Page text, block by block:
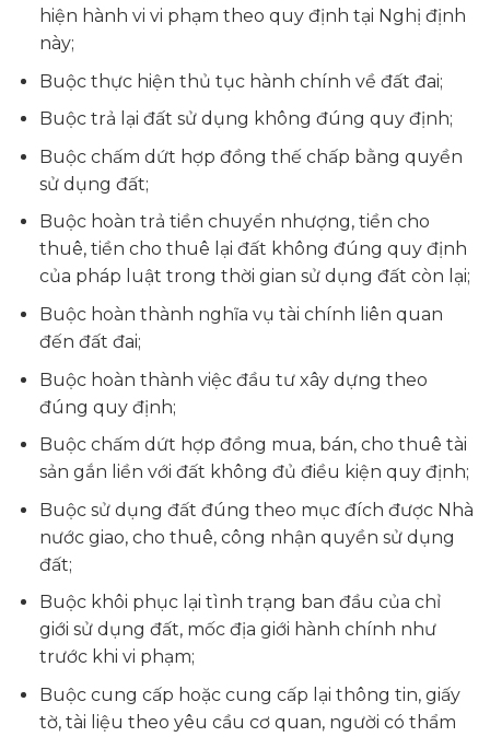
hiện hành vi vi phạm theo quy định tại Nghị định
này;
Buộc thực hiện thủ tục hành chính về đất đai;
Buộc trả lại đất sử dụng không đúng quy định;
Buộc chấm dứt hợp đồng thế chấp bằng quyền
sử dụng đất;
Buộc hoàn trả tiền chuyển nhượng, tiền cho
thuê, tiền cho thuê lại đất không đúng quy định
của pháp luật trong thời gian sử dụng đất còn lại;
Buộc hoàn thành nghĩa vụ tài chính liên quan
đến đất đai;
Buộc hoàn thành việc đầu tư xây dựng theo
đúng quy định;
Buộc chấm dứt hợp đồng mua, bán, cho thuê tài
sản gắn liền với đất không đủ điều kiện quy định;
Buộc sử dụng đất đúng theo mục đích được Nhà
nước giao, cho thuê, công nhận quyền sử dụng
đất;
Buộc khôi phục lại tình trạng ban đầu của chỉ
giới sử dụng đất, mốc địa giới hành chính như
trước khi vi phạm;
Buộc cung cấp hoặc cung cấp lại thông tin, giấy
tờ, tài liệu theo yêu cầu cơ quan, người có thẩm